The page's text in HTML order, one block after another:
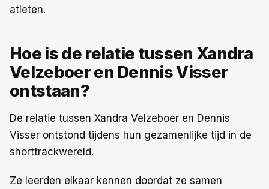
atleten.
Hoe is de relatie tussen Xandra
Velzeboer en Dennis Visser
ontstaan?
De relatie tussen Xandra Velzeboer en Dennis
Visser ontstond tijdens hun gezamenlijke tijd in de
shorttrackwereld.
Ze leerden elkaar kennen doordat ze samen